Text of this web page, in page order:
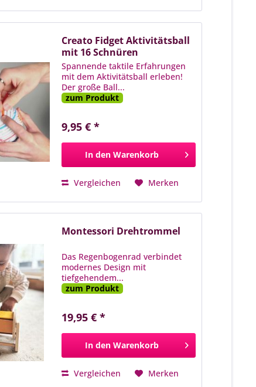
Creato Fidget Aktivitätsball
mit 16 Schnüren
Spannende taktile Erfahrungen
mit dem Aktivitätsball erleben!
Der große Ball...
zum Produkt
9,95 € *
In den Warenkorb
Vergleichen Merken
Montessori Drehtrommel
Das Regenbogenrad verbindet
modernes Design mit
tiefgehendem...
zum Produkt
19,95 € *
In den Warenkorb
Vergleichen Merken